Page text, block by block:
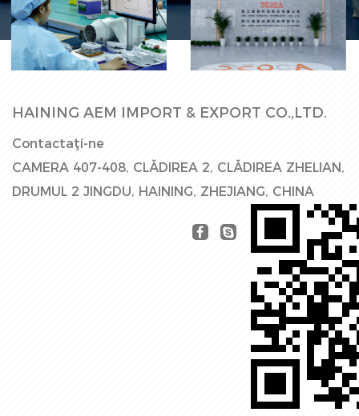
Hala Fabricii
Linie de
producție
HAINING AEM IMPORT & EXPORT CO.,LTD.
Contactaţi-ne
CAMERA 407-408, CLĂDIREA 2, CLĂDIREA ZHELIAN,
DRUMUL 2 JINGDU, HAINING, ZHEJIANG, CHINA